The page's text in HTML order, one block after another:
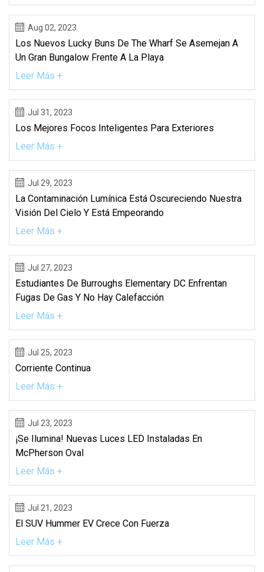
Aug 02, 2023
Los Nuevos Lucky Buns De The Wharf Se Asemejan A
Un Gran Bungalow Frente A La Playa
Leer Más +
Jul 31, 2023
Los Mejores Focos Inteligentes Para Exteriores
Leer Más +
Jul 29, 2023
La Contaminación Lumínica Está Oscureciendo Nuestra
Visión Del Cielo Y Está Empeorando
Leer Más +
Jul 27, 2023
Estudiantes De Burroughs Elementary DC Enfrentan
Fugas De Gas Y No Hay Calefacción
Leer Más +
Jul 25, 2023
Corriente Continua
Leer Más +
Jul 23, 2023
¡Se Ilumina! Nuevas Luces LED Instaladas En
McPherson Oval
Leer Más +
Jul 21, 2023
El SUV Hummer EV Crece Con Fuerza
Leer Más +